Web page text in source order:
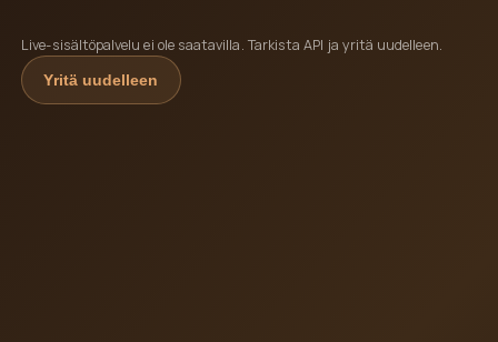
Live-sisältöpalvelu ei ole saatavilla. Tarkista API ja yritä uudelleen.
Yritä uudelleen